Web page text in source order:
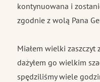
kontynuowana i
zgodnie z wolą Pana
Miałem wielki zaszczyt
dażyłem go wielkim
spędziliśmy wiele